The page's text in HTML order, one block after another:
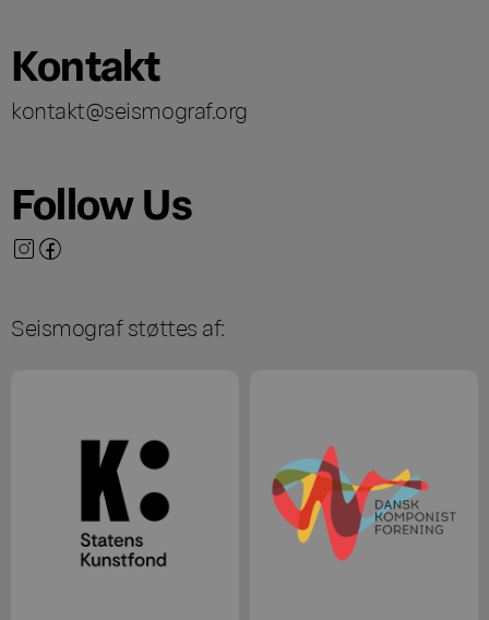
Kontakt
kontakt@seismograf.org
Follow Us
Seismograf støttes af: